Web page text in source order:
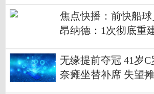
焦点快播：前快船
昂纳德：1次彻底重
无缘提前夺冠 41岁
奈瘫坐替补席 失望